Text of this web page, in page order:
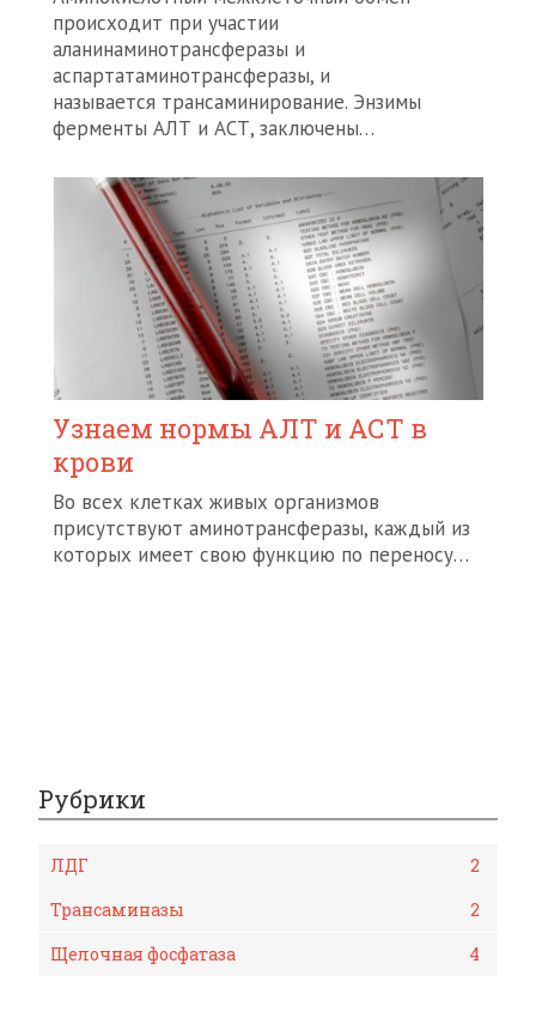
происходит при участии
аланинаминотрансферазы и
аспартатаминотрансферазы, и
называется трансаминирование. Энзимы
ферменты АЛТ и АСТ, заключены…
Узнаем нормы АЛТ и АСТ в
крови
Во всех клетках живых организмов
присутствуют аминотрансферазы, каждый из
которых имеет свою функцию по переносу…
Рубрики
ЛДГ
2
Трансаминазы
2
Щелочная фосфатаза
4